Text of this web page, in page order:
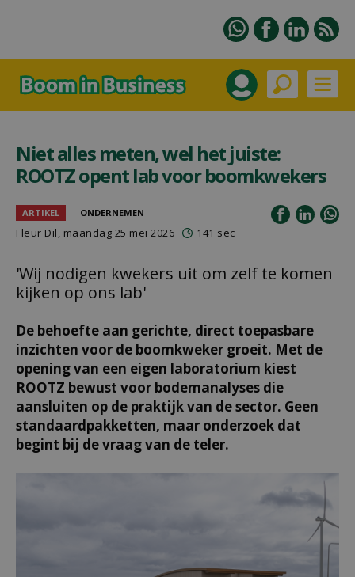
Niet alles meten, wel het juiste:
ROOTZ opent lab voor boomkwekers
ARTIKEL ONDERNEMEN
Fleur Dil, maandag 25 mei 2026 141 sec
'Wij nodigen kwekers uit om zelf te komen
kijken op ons lab'
De behoefte aan gerichte, direct toepasbare
inzichten voor de boomkweker groeit. Met de
opening van een eigen laboratorium kiest
ROOTZ bewust voor bodemanalyses die
aansluiten op de praktijk van de sector. Geen
standaardpakketten, maar onderzoek dat
begint bij de vraag van de teler.